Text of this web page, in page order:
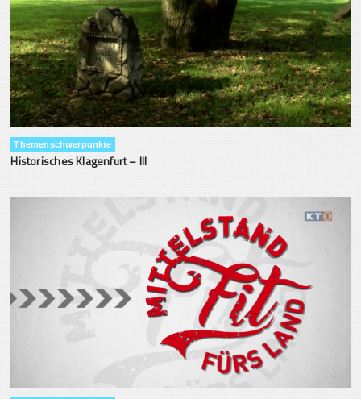
Themenschwerpunkte
Historisches Klagenfurt – III